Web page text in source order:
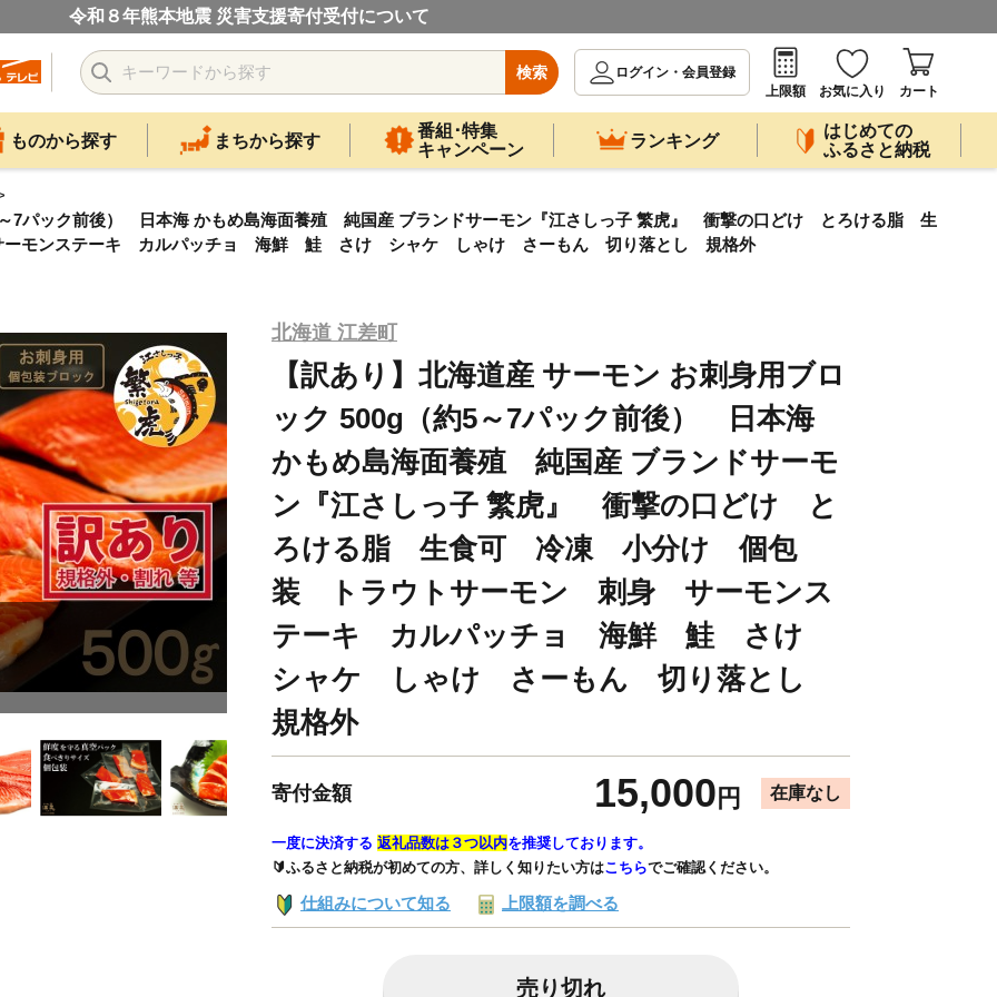
令和８年熊本地震 災害支援寄付受付について
検索
ログイン・会員登録
上限額
お気に入り カート
ものから探す まちから探す
番組･特集
キャンペーン
ランキング
はじめての
ふるさと納税
～7パック前後） 日本海 かもめ島海面養殖 純国産 ブランドサーモン『江さしっ子 繁虎』 衝撃の口どけ とろける脂 生
モンステーキ カルパッチョ 海鮮 鮭 さけ シャケ しゃけ さーもん 切り落とし 規格外
北海道 江差町
【訳あり】北海道産 サーモン お刺身用ブロ
ック 500g（約5～7パック前後） 日本海
かもめ島海面養殖 純国産 ブランドサーモ
ン『江さしっ子 繁虎』 衝撃の口どけ と
ろける脂 生食可 冷凍 小分け 個包
装 トラウトサーモン 刺身 サーモンス
テーキ カルパッチョ 海鮮 鮭 さけ
シャケ しゃけ さーもん 切り落とし
規格外
寄付金額 15,000 円 在庫なし
一度に決済する 返礼品数は３つ以内を推奨しております。
🔰ふるさと納税が初めての方、詳しく知りたい方はこちらでご確認ください。
仕組みについて知る 上限額を調べる
売り切れ